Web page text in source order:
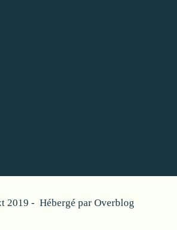
2019 - Hébergé par Overblog